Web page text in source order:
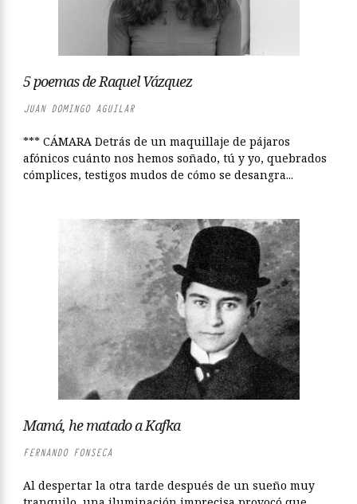
5 poemas de Raquel Vázquez
JUAN DOMINGO AGUILAR
*** CÁMARA Detrás de un maquillaje de pájaros
afónicos cuánto nos hemos soñado, tú y yo, quebrados
cómplices, testigos mudos de cómo se desangra...
Mamá, he matado a Kafka
FERNANDO FONSECA
Al despertar la otra tarde después de un sueño muy